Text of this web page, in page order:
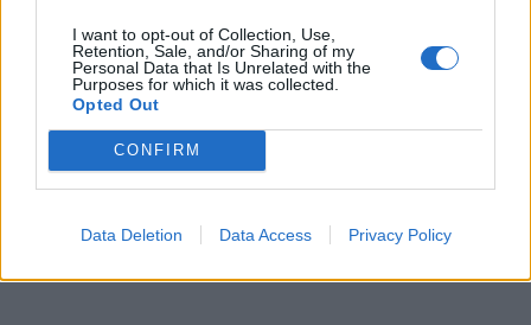
I want to opt-out of Collection, Use,
Retention, Sale, and/or Sharing of my
Personal Data that Is Unrelated with the
Purposes for which it was collected.
Opted Out
CONFIRM
Data Deletion Data Access Privacy Policy